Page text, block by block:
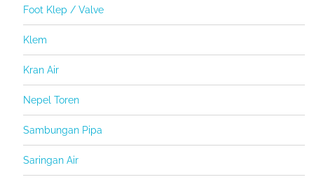
Foot Klep / Valve
Klem
Kran Air
Nepel Toren
Sambungan Pipa
Saringan Air